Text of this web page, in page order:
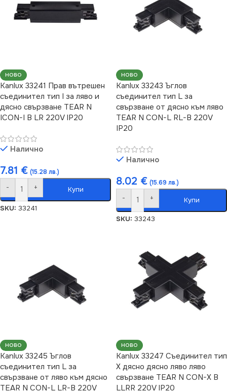
НОВО
Kanlux 33241 Прав вътрешен
съединител тип I за ляво и
дясно свързване TEAR N
ICON-I B LR 220V IP20
Налично
7.81 € (15.28 лв.)
- + Купи
SKU: 33241
НОВО
Kanlux 33243 Ъглов
съединител тип L за
свързване от дясно към ляво
TEAR N CON-L RL-B 220V
IP20
Налично
8.02 € (15.69 лв.)
- + Купи
SKU: 33243
НОВО
Kanlux 33245 Ъглов
съединител тип L за
свързване от ляво към дясно
TEAR N CON-L LR-B 220V
НОВО
Kanlux 33247 Съединител тип
Х дясно дясно ляво ляво
свързване TEAR N CON-X B
LLRR 220V IP20